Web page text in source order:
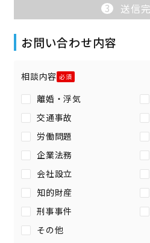
3 送信
お問い合わせ内容
相談内容
離婚・浮気
交通事故
労働問題
企業法務
会社設立
知的財産
刑事事件
その他